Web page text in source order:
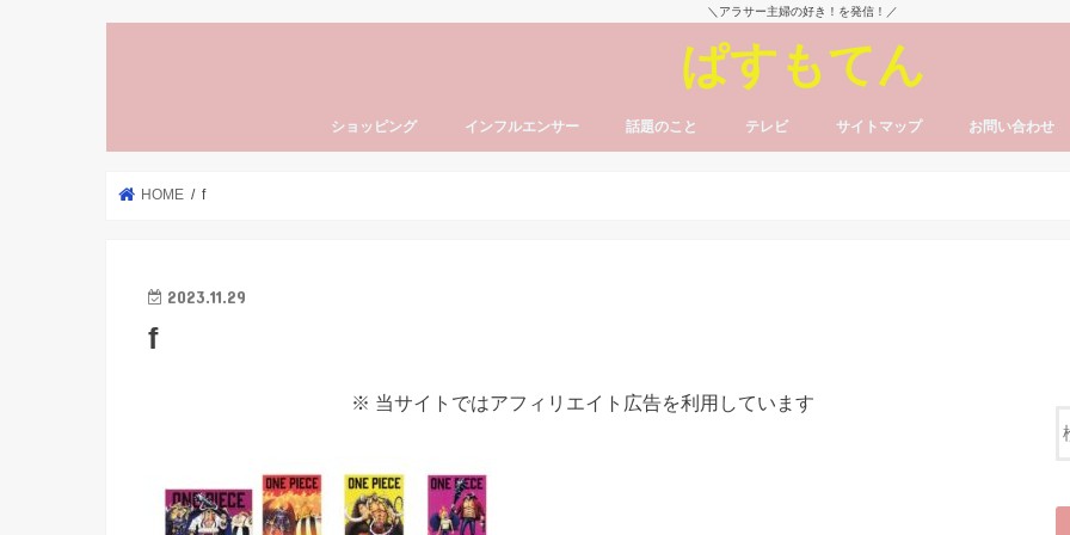
＼アラサー主婦の好き！を発信！／
ぱすもてん
ショッピング インフルエンサー 話題のこと テレビ サイトマップ お問い合わせ
HOME f
2023.11.29
f
※ 当サイトではアフィリエイト広告を利用しています